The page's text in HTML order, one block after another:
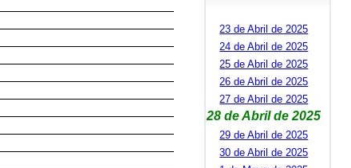
23 de Abril de 2025
24 de Abril de 2025
25 de Abril de 2025
26 de Abril de 2025
27 de Abril de 2025
28 de Abril de 2025
29 de Abril de 2025
30 de Abril de 2025